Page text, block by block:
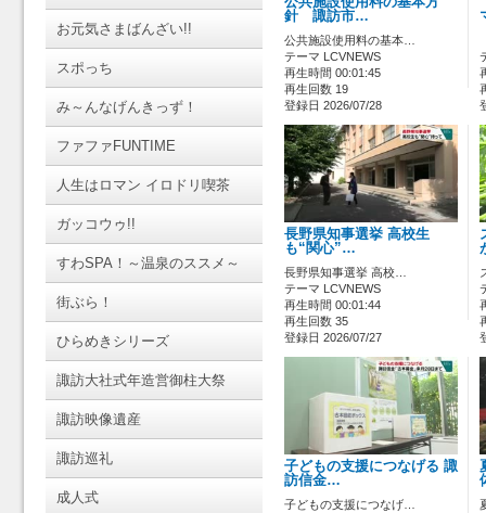
お元気さまばんざい!!
スポっち
み～んなげんきっず！
ファファFUNTIME
人生はロマン イロドリ喫茶
ガッコウゥ!!
すわSPA！～温泉のススメ～
街ぶら！
ひらめきシリーズ
諏訪大社式年造営御柱大祭
諏訪映像遺産
諏訪巡礼
成人式
針 諏訪市…
公共施設使用料の基本…
テーマ LCVNEWS
再生時間 00:01:45
再生回数 19
登録日 2026/07/28
長野県知事選挙 高校生
も“関心”…
長野県知事選挙 高校…
テーマ LCVNEWS
再生時間 00:01:44
再生回数 35
登録日 2026/07/27
子どもの支援につなげる 諏
訪信金…
子どもの支援につなげ…